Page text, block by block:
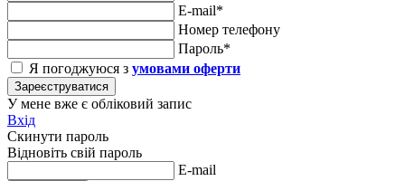
E-mail*
Номер телефону
Пароль*
Я погоджуюся з умовами оферти
Зареєструватися
У мене вже є обліковий запис
Вхід
Скинути пароль
Відновіть свій пароль
E-mail